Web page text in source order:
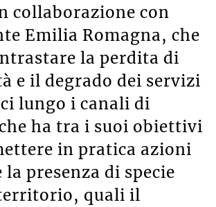
collaborazione con
Emilia Romagna, che
la perdita di
e il degrado dei servizi
lungo i canali di
ha tra i suoi obiettivi
in pratica azioni
presenza di specie
quali il